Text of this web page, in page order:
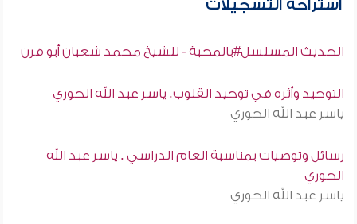
استراحة التسجيلات
الحديث المسلسل#بالمحبة - للشيخ محمد شعبان أبو قرن
التوحيد وأثره في توحيد القلوب. ياسر عبد الله الحوري
ياسر عبد الله الحوري
رسائل وتوصيات بمناسبة العام الدراسي . ياسر عبد الله
الحوري
ياسر عبد الله الحوري